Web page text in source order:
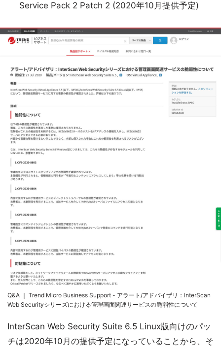
Service Pack 2 Patch 2 (2020年10月提供予定)
Q&A ｜ Trend Micro Business Support - アラート/アドバイザリ：InterScan
Web Securityシリーズにおける管理画面関連サービスの脆弱性について
InterScan Web Security Suite 6.5 Linux版向けのパッ
チは2020年10月の提供予定になっていることから、そ